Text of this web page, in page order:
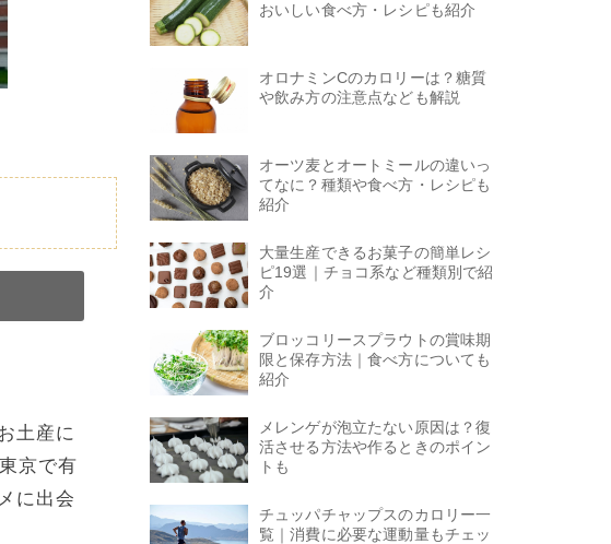
土産に
京で有
に出会
おいしい食べ方・レシピも紹介
オロナミンCのカロリーは？糖質
や飲み方の注意点なども解説
オーツ麦とオートミールの違いっ
てなに？種類や食べ方・レシピも
紹介
大量生産できるお菓子の簡単レシ
ピ19選｜チョコ系など種類別で紹
介
ブロッコリースプラウトの賞味期
限と保存方法｜食べ方についても
紹介
メレンゲが泡立たない原因は？復
活させる方法や作るときのポイン
トも
チュッパチャップスのカロリー一
覧｜消費に必要な運動量もチェッ